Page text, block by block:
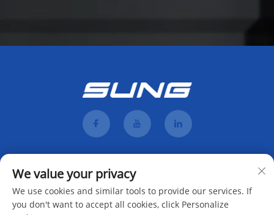
We value your privacy
We use cookies and similar tools to provide our services. If
you don't want to accept all cookies, click Personalize